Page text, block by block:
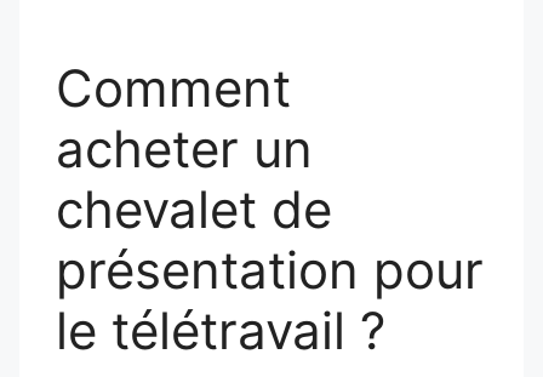
Comment
acheter un
chevalet de
présentation pour
le télétravail ?